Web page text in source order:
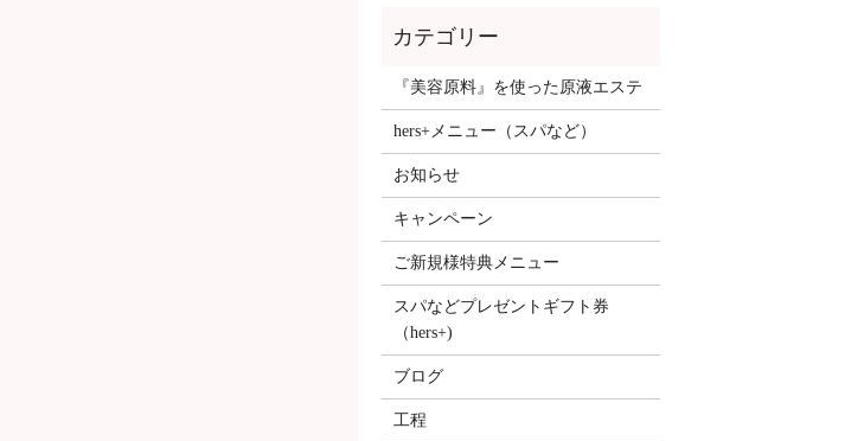
『美容原料』を使った原液エステ
hers+メニュー（スパなど）
お知らせ
キャンペーン
ご新規様特典メニュー
スパなどプレゼントギフト券
（hers+)
ブログ
工程